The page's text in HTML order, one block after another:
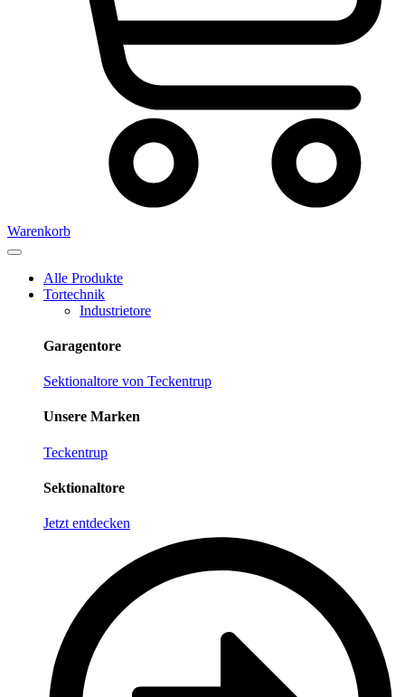
Warenkorb
Alle Produkte
Tortechnik
Industrietore
Garagentore
Sektionaltore von Teckentrup
Unsere Marken
Teckentrup
Sektionaltore
Jetzt entdecken